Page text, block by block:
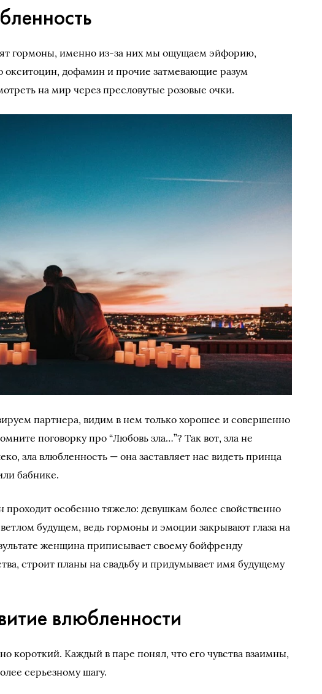
гормоны, именно из-за них мы ощущаем эйфорию,
окситоцин, дофамин и прочие затмевающие разум
на мир через пресловутые розовые очки.
партнера, видим в нем только хорошее и совершенно
поговорку про “Любовь зла…”? Так вот, зла не
зла влюбленность — она заставляет нас видеть принца
бабнике.
особенно тяжело: девушкам более свойственно
будущем, ведь гормоны и эмоции закрывают глаза на
женщина приписывает своему бойфренду
строит планы на свадьбу и придумывает имя будущему
влюбленности
короткий. Каждый в паре понял, что его чувства взаимны,
серьезному шагу.